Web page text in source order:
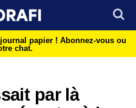
papier ! Abonnez-vous ou
chat.
par là